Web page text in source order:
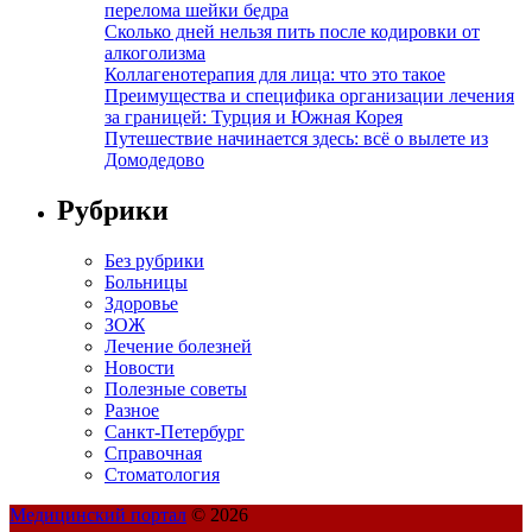
перелома шейки бедра
Сколько дней нельзя пить после кодировки от
алкоголизма
Коллагенотерапия для лица: что это такое
Преимущества и специфика организации лечения
за границей: Турция и Южная Корея
Путешествие начинается здесь: всё о вылете из
Домодедово
Рубрики
Без рубрики
Больницы
Здоровье
ЗОЖ
Лечение болезней
Новости
Полезные советы
Разное
Санкт-Петербург
Справочная
Стоматология
Медицинский портал © 2026